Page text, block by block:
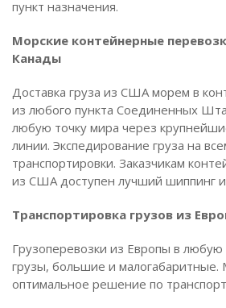
пункт назначения.
Морские контейнерные
Канады
Доставка груза из США морем в
из любого пункта Соединенных
любую точку мира через
линии. Экспедирование груза на
транспортировки. Заказчикам
из США доступен лучший шиппинг и
Транспортировка грузов из
Грузоперевозки из Европы в
грузы, большие и
оптимальное решение по